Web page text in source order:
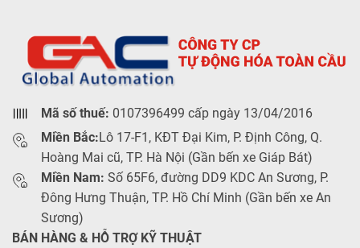
Mã số thuế: 0107396499 cấp ngày 13/04/2016
Miền Bắc:Lô 17-F1, KĐT Đại Kim, P. Định Công, Q.
Hoàng Mai cũ, TP. Hà Nội (Gần bến xe Giáp Bát)
Miền Nam: Số 65F6, đường DD9 KDC An Sương, P.
Đông Hưng Thuận, TP. Hồ Chí Minh (Gần bến xe An
Sương)
BÁN HÀNG & HỖ TRỢ KỸ THUẬT